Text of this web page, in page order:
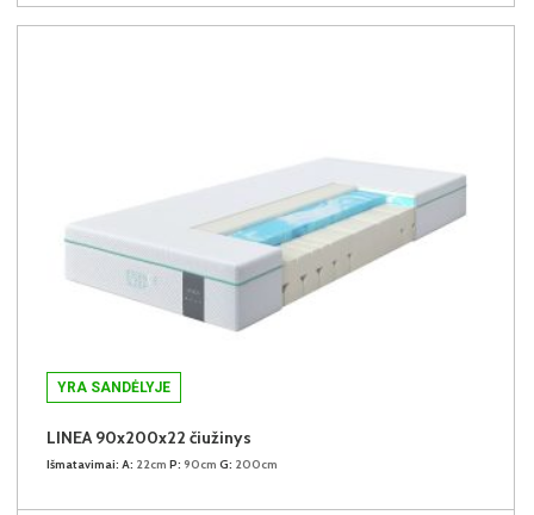
YRA SANDĖLYJE
LINEA 90x200x22 čiužinys
Išmatavimai: A: 22cm P: 90cm G: 200cm